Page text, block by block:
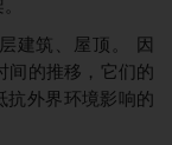
建筑、屋顶。 因
间的推移，它们的
抗外界环境影响的